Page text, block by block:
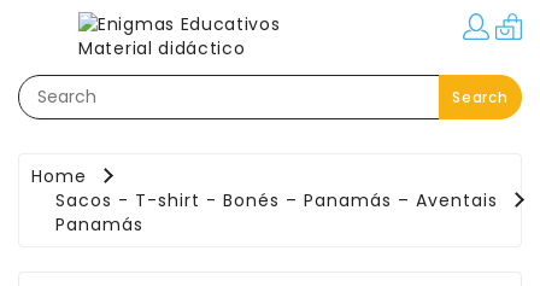
Search
Categorias
Festas–
Material
Educativo
Home
Sacos - T-shirt - Bonés – Panamás – Aventais
Panamás